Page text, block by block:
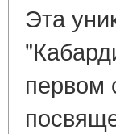
Эта
первом